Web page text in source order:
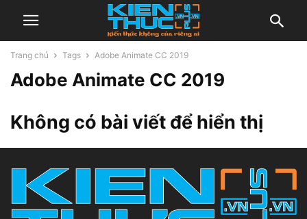
Trang chủ Tags Adobe Animate CC 2019
Adobe Animate CC 2019
Không có bài viết để hiển thị